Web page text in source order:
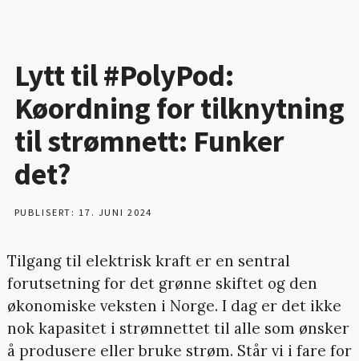
Lytt til #PolyPod:
Køordning for tilknytning
til strømnett: Funker
det?
PUBLISERT: 17. JUNI 2024
Tilgang til elektrisk kraft er en sentral
forutsetning for det grønne skiftet og den
økonomiske veksten i Norge. I dag er det ikke
nok kapasitet i strømnettet til alle som ønsker
å produsere eller bruke strøm. Står vi i fare for